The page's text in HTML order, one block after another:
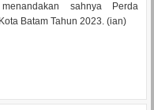
sahnya Perda
Batam Tahun 2023. (ian)